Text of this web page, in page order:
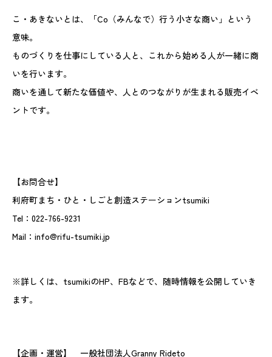
こ・あきないとは、「Co（みんなで）行う小さな商い」という
意味。
ものづくりを仕事にしている人と、これから始める人が一緒に商
いを行います。
商いを通して新たな価値や、人とのつながりが生まれる販売イベ
ントです。
【お問合せ】
利府町まち・ひと・しごと創造ステーションtsumiki
Tel：022-766-9231
Mail：info@rifu-tsumiki.jp
※詳しくは、tsumikiのHP、FBなどで、随時情報を公開していき
ます。
【企画・運営】 一般社団法人Granny Rideto